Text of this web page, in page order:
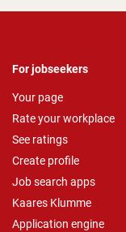
For jobseekers
Your page
Rate your workplace
See ratings
Create profile
Job search apps
Kaares Klumme
Application engine